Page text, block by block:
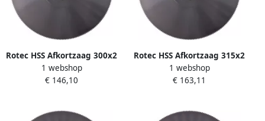
Rotec HSS Afkortzaag 300x2
5x32 180 Tanden 5503018
1 webshop
€ 146,10
Rotec HSS Afkortzaag 315x2
5x40 T=6 160 Tanden
5503122 550.3122
1 webshop
€ 163,11